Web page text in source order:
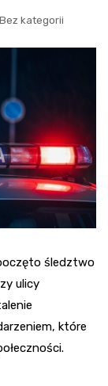
Bez kategorii
śledztwo
ulicy
które